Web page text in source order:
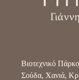
Βιοτεχνικό
Σούδα, Χανιά,